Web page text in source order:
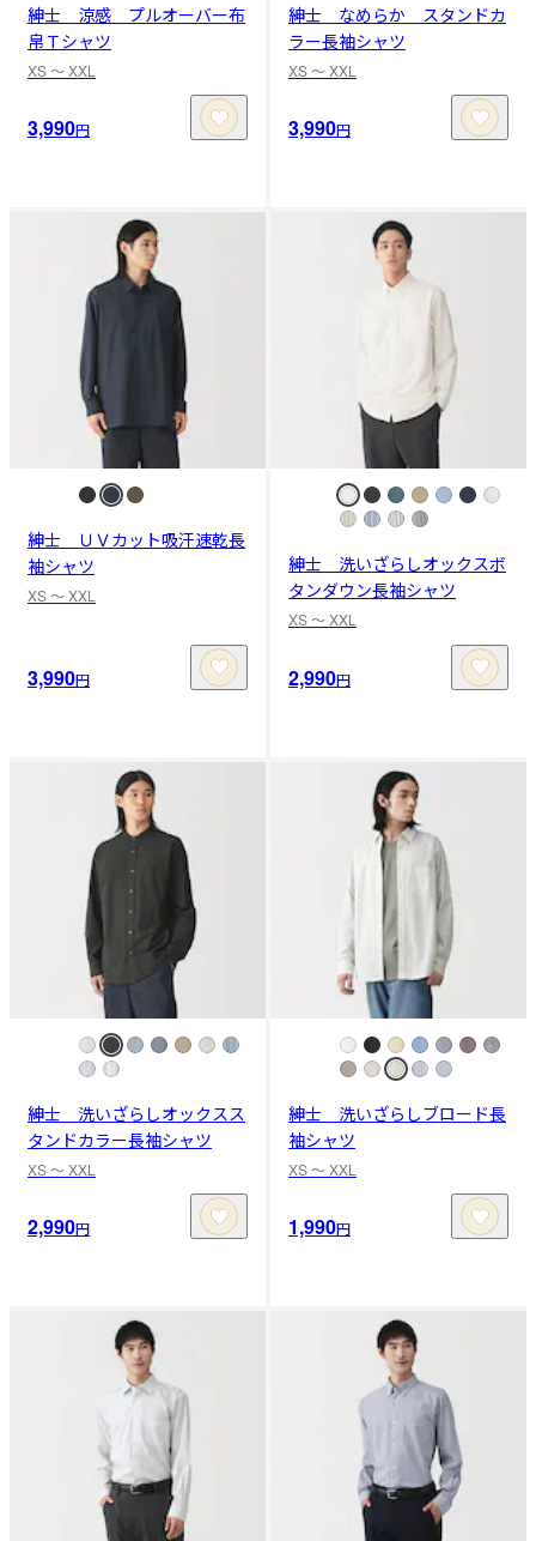
紳士 涼感 プルオーバー布
帛Ｔシャツ
XS 〜 XXL
3,990円
紳士 なめらか スタンドカ
ラー長袖シャツ
XS 〜 XXL
3,990円
紳士 ＵＶカット吸汗速乾長
袖シャツ
XS 〜 XXL
3,990円
紳士 洗いざらしオックスボ
タンダウン長袖シャツ
XS 〜 XXL
2,990円
紳士 洗いざらしオックスス
タンドカラー長袖シャツ
XS 〜 XXL
2,990円
紳士 洗いざらしブロード長
袖シャツ
XS 〜 XXL
1,990円